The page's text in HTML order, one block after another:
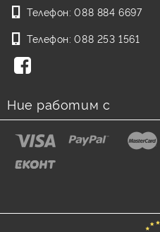
Телефон: 088 884 6697
Телефон: 088 253 1561
Ние работим с